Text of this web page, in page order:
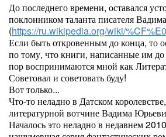
До последнего времени, оставался
поклонником таланта писателя
(https://ru.wikipedia.org/wiki/
Если быть откровенным до конца, то
по тому, что книги, написанные им до
пор воспринимаются мной как
Советовал и советовать буду!
Вот только...
Что-то неладно в Датском
литературной вотчине Вадима
Началось это неладно в недавнем